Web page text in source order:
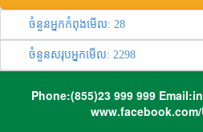
ចំនួនអ្នកកំពុងមើល: 28
ចំនួនសរុបអ្នកមើល: 2298
Phone:(855)23 999 999
www.facebook.com/